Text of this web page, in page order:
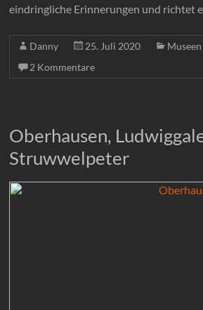
eindringliche Erinnerungen und richtet
Danny 25. Juli 2020
2 Kommentare
Oberhausen,
Struwwelpeter